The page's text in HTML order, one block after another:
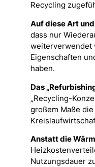
Recycling
Auf diese Art
dass nur
weiterverwendet
Eigenschaften
haben.
Das
„Recycling-
großem Maße
Anstatt die
Nutzungsdauer